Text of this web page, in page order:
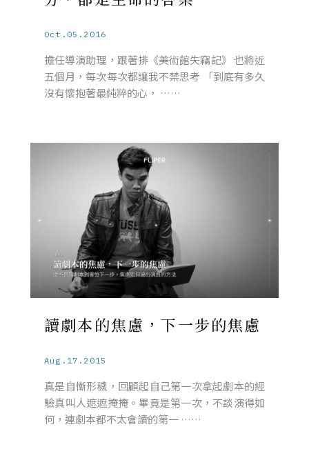
Oct.05.2016
擔任導演助理，跟著排《美術館失竊記》 也將近
五個月，每次每次都讓我不禁思考 「到底有多久
沒有懷抱著最純粹的心， ……
讀劇本的焦慮，下一步的焦慮
Aug.17.2015
真是自慚形穢，回顧起自己第一次拿起劇本的經
驗真叫人遮遮掩掩。畢竟是第一次，不談演得如
何，連劇本都不太會讀的第一 ……